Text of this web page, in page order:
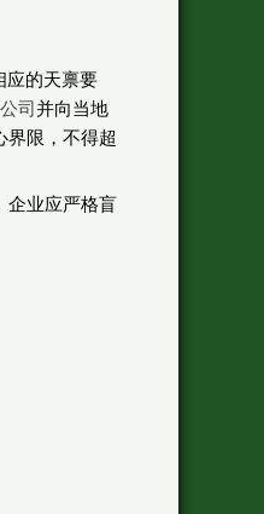
应的天禀要
司并向当地
界限，不得超
企业应严格盲